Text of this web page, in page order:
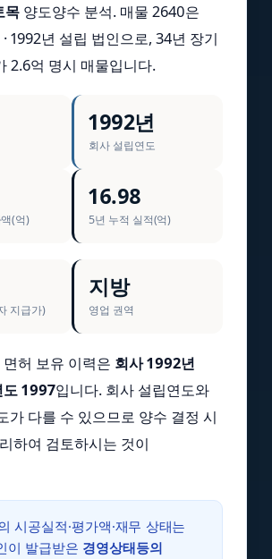
목양도양수 분석. 매물 2640은
1992년 설립 법인으로, 34년 장기
2.6억 명시 매물입니다.
1992년
회사 설립연도
(억)
16.98
5년 누적 실적(억)
지급가)
지방
영업 권역
허 보유 이력은 회사 1992년
도 1997입니다. 회사 설립연도와
가 다를 수 있으므로 양수 결정 시
하여 검토하시는 것이
시공실적·평가액·재무 상태는
이 발급받은 경영상태등의